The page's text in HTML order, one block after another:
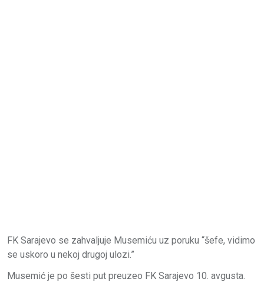
FK Sarajevo se zahvaljuje Musemiću uz poruku “šefe, vidimo
se uskoro u nekoj drugoj ulozi.”
Musemić je po šesti put preuzeo FK Sarajevo 10. avgusta.